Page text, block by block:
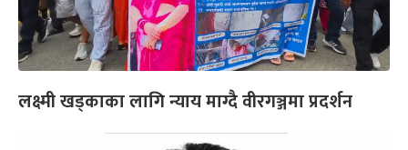
लक्ष्मी खड्काका लागि न्याय माग्दै वीरगञ्जमा प्रदर्शन